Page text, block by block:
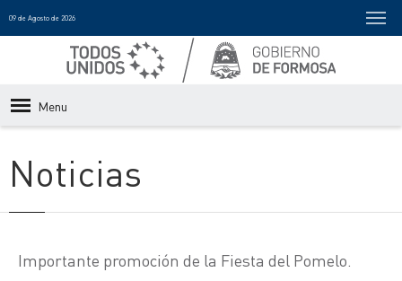
09 de Agosto de 2026
Menu
Noticias
Importante promoción de la Fiesta del Pomelo.